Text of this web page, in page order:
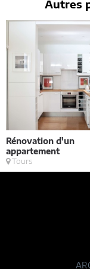
Autres
Rénovation d'un
appartement
Tours